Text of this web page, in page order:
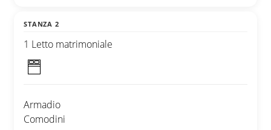
STANZA 2
1 Letto matrimoniale
Armadio
Comodini